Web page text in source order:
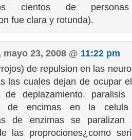
cientos de
fue clara y rotunda).
mayo 23, 2008 @ 11:22 pm
de repulsion en las
las cuales dejan de ocupar
de deplazamiento. paralisis
de encimas en la
de enzimas se
las proprociones¿como